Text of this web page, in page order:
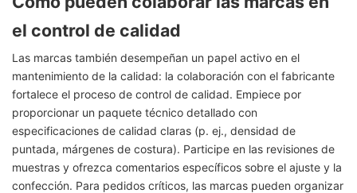
el control de calidad
Las marcas también desempeñan un papel activo en el
mantenimiento de la calidad: la colaboración con el fabricante
fortalece el proceso de control de calidad. Empiece por
proporcionar un paquete técnico detallado con
especificaciones de calidad claras (p. ej., densidad de
puntada, márgenes de costura). Participe en las revisiones de
muestras y ofrezca comentarios específicos sobre el ajuste y la
confección. Para pedidos críticos, las marcas pueden organizar